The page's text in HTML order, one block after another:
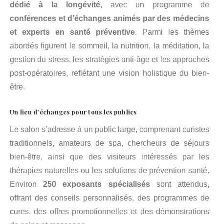
dédié à la longévité, avec un programme de
conférences et d’échanges animés par des médecins
et experts en santé préventive. Parmi les thèmes
abordés figurent le sommeil, la nutrition, la méditation, la
gestion du stress, les stratégies anti-âge et les approches
post-opératoires, reflétant une vision holistique du bien-
être.
Un lieu d’échanges pour tous les publics
Le salon s’adresse à un public large, comprenant curistes
traditionnels, amateurs de spa, chercheurs de séjours
bien-être, ainsi que des visiteurs intéressés par les
thérapies naturelles ou les solutions de prévention santé.
Environ250 exposants spécialiséssont attendus,
offrant des conseils personnalisés, des programmes de
cures, des offres promotionnelles et des démonstrations